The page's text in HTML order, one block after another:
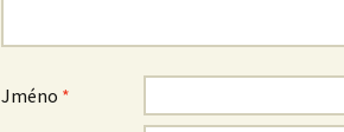
Jméno *